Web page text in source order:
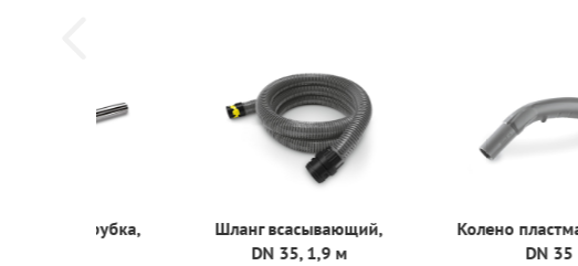
Удлинительная трубка,
DN 35
Шланг всасывающий,
DN 35, 1,9 м